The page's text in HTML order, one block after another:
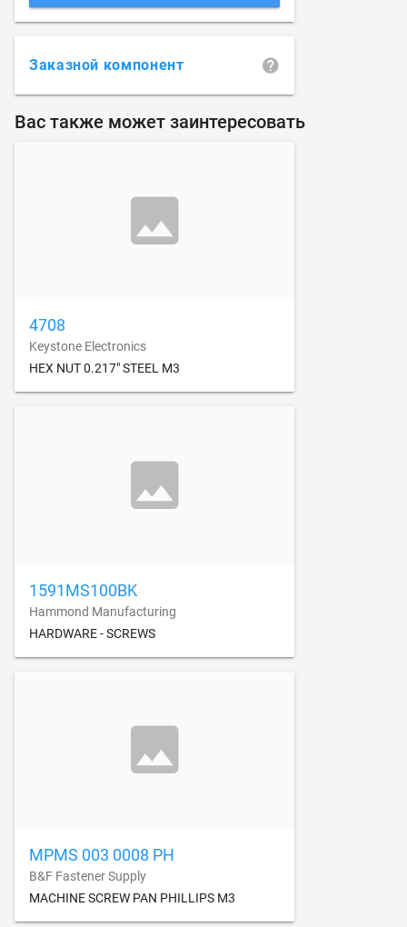
Заказной компонент
Вас также может заинтересовать
4708
Keystone Electronics
HEX NUT 0.217" STEEL M3
1591MS100BK
Hammond Manufacturing
HARDWARE - SCREWS
MPMS 003 0008 PH
B&F Fastener Supply
MACHINE SCREW PAN PHILLIPS M3